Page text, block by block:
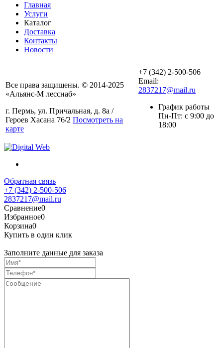
Главная
Услуги
Каталог
Доставка
Контакты
Новости
Все права защищены. © 2014-2025
«Альянс-М лесснаб»
г. Пермь, ул. Причальная, д. 8а /
Героев Хасана 76/2 Посмотреть на
карте
+7 (342) 2-500-506
Email:
2837217@mail.ru
График работы
Пн-Пт: с 9:00 до
18:00
Обратная связь
+7 (342) 2-500-506
2837217@mail.ru
Сравнение0
Избранное0
Корзина0
Купить в один клик
Заполните данные для заказа